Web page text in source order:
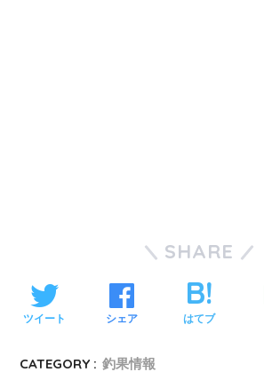
SHARE
ツイート シェア はてブ
CATEGORY : 釣果情報